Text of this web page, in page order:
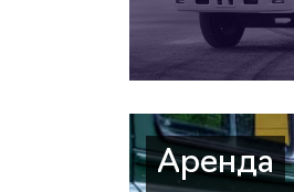
Аренда